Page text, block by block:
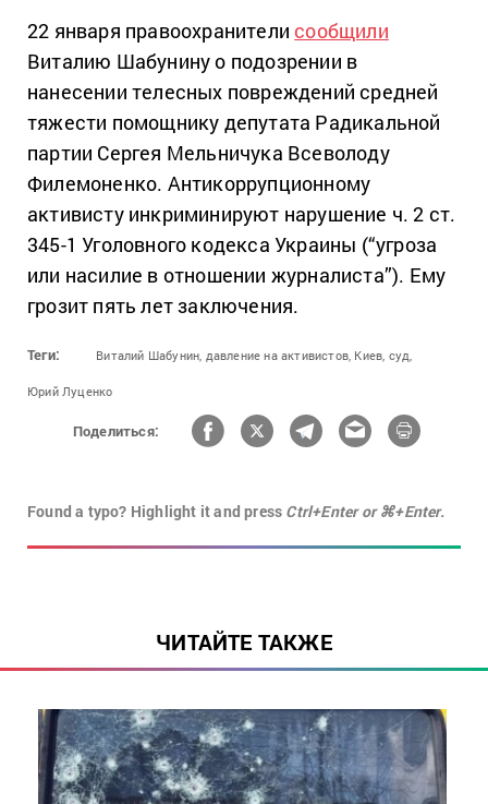
22 января правоохранители сообщили
Виталию Шабунину о подозрении в
нанесении телесных повреждений средней
тяжести помощнику депутата Радикальной
партии Сергея Мельничука Всеволоду
Филемоненко. Антикоррупционному
активисту инкриминируют нарушение ч. 2 ст.
345-1 Уголовного кодекса Украины (“угроза
или насилие в отношении журналиста”). Ему
грозит пять лет заключения.
Теги: Виталий Шабунин, давление на активистов, Киев, суд,
Юрий Луценко
Поделиться:
Found a typo? Highlight it and press Ctrl+Enter or ⌘+Enter.
ЧИТАЙТЕ ТАКЖЕ